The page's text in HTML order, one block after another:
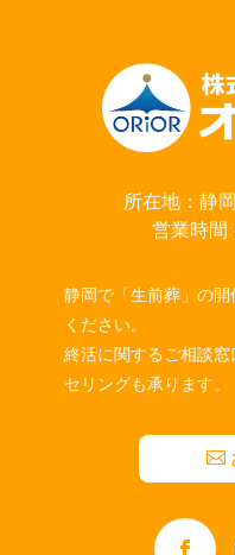
所在地：静
営業時間
静岡で「生前葬」の
ください。
終活に関するご相談
セリングも承ります。